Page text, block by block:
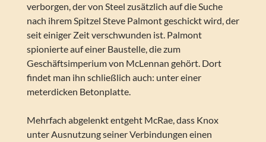
verborgen, der von Steel zusätzlich auf die Suche
nach ihrem Spitzel Steve Palmont geschickt wird, der
seit einiger Zeit verschwunden ist. Palmont
spionierte auf einer Baustelle, die zum
Geschäftsimperium von McLennan gehört. Dort
findet man ihn schließlich auch: unter einer
meterdicken Betonplatte.
Mehrfach abgelenkt entgeht McRae, dass Knox
unter Ausnutzung seiner Verbindungen einen